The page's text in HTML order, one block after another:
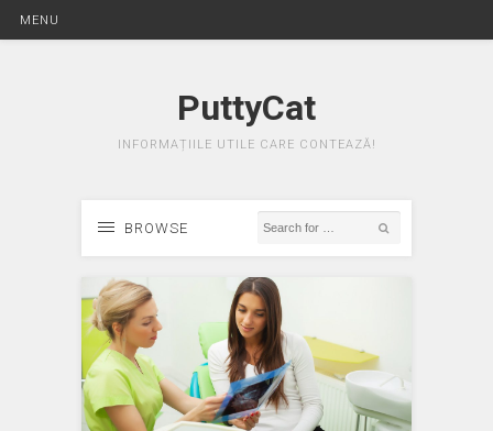
MENU
PuttyCat
INFORMAȚIILE UTILE CARE CONTEAZĂ!
BROWSE